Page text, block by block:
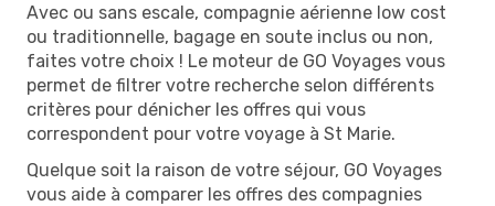
Avec ou sans escale, compagnie aérienne low cost
ou traditionnelle, bagage en soute inclus ou non,
faites votre choix ! Le moteur de GO Voyages vous
permet de filtrer votre recherche selon différents
critères pour dénicher les offres qui vous
correspondent pour votre voyage à St Marie.
Quelque soit la raison de votre séjour, GO Voyages
vous aide à comparer les offres des compagnies